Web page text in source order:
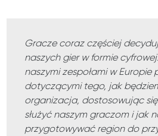
Gracze coraz częściej
naszych gier w formie
naszymi zespołami w Europie
dotyczącymi tego, jak
organizacja, dostosowując
służyć naszym graczom i jak
przygotowywać region do